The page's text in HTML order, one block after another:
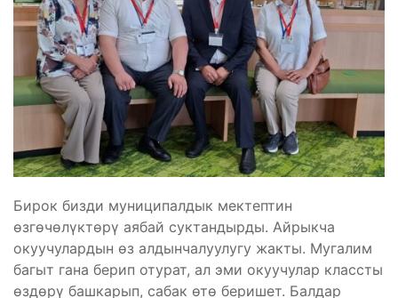
Бирок бизди муниципалдык мектептин
өзгөчөлүктөрү аябай суктандырды. Айрыкча
окуучулардын өз алдынчалуулугу жакты. Мугалим
багыт гана берип отурат, ал эми окуучулар классты
өздөрү башкарып, сабак өтө беришет. Балдар